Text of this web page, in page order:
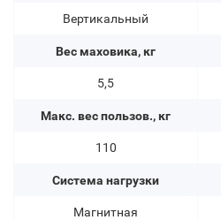
Вертикальный
Вес маховика, кг
5,5
Макс. вес пользов., кг
110
Система нагрузки
Магнитная